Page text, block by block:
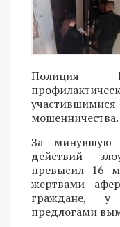
Полиция
мошенничества.
За
действий
превысил 16
жертвами
граждане,
предлогами